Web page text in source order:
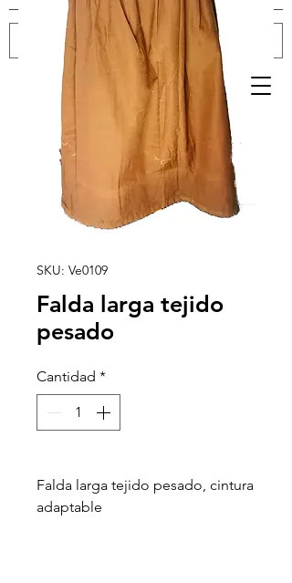
Iniciar sesión
SKU: Ve0109
Falda larga tejido
pesado
Cantidad *
Falda larga tejido pesado, cintura
adaptable